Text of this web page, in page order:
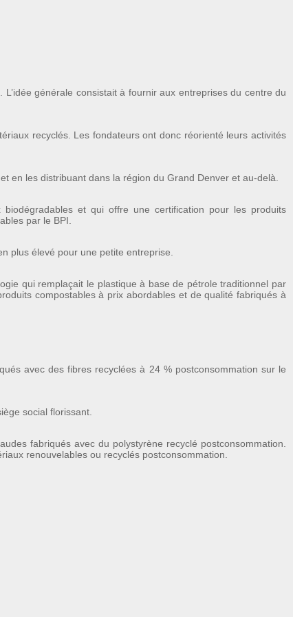
générale consistait à fournir aux entreprises du centre du
recyclés. Les fondateurs ont donc réorienté leurs activités
en les distribuant dans la région du Grand Denver et au-delà.
et qui offre une certification pour les produits
par le BPI.
plus élevé pour une petite entreprise.
qui remplaçait le plastique à base de pétrole traditionnel par
compostables à prix abordables et de qualité fabriqués à
avec des fibres recyclées à 24 % postconsommation sur le
social florissant.
fabriqués avec du polystyrène recyclé postconsommation.
renouvelables ou recyclés postconsommation.